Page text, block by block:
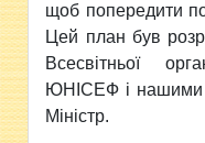
щоб попередити
Цей план був
Всесвітньої
ЮНІСЕФ і нашими
Міністр.